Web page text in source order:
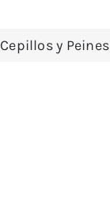
y Peines